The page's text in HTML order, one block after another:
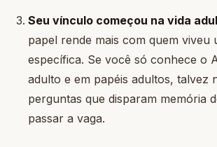
Seu vínculo começou na vida
papel rende mais com quem viveu
específica. Se você só conhece o
adulto e em papéis adultos, talvez
perguntas que disparam memória
passar a vaga.